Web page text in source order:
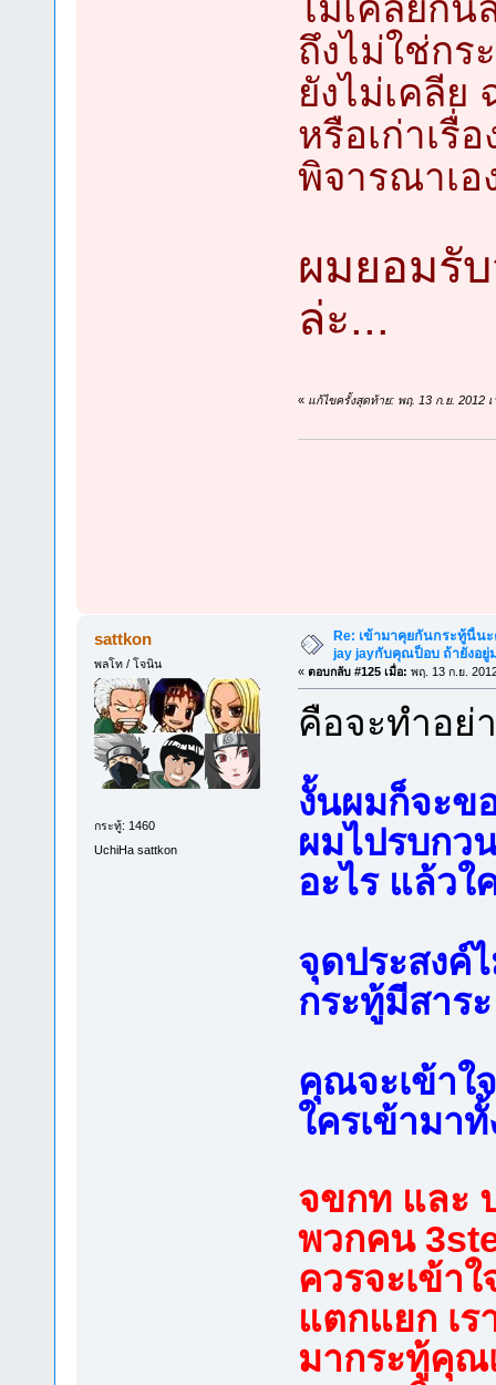
ถึงไม่ใช่กร
ยังไม่เคลีย
หรือเก่าเรื่
พิจารณาเอ
ผมยอมรั
ล่ะ...
« แก้ไขครั้งสุดท้าย: พฤ. 13 ก.ย. 2012
sattkon
พลโท / โจนิน
กระทู้: 1460
UchiHa sattkon
Re: เข้ามาคุยกันกระทู้นี้น
jay jayกับคุณป็อบ ถ้ายังอยู่
« ตอบกลับ #125 เมื่อ: พฤ. 13 ก.ย.
คือจะทำอย่
งั้นผมก็จะข
ผมไปรบกว
อะไร แล้วใ
จุดประสงค์
กระทู้มีสาร
คุณจะเข้าใ
ใครเข้ามา
จขกท และ
พวกคน
ควรจะเข้า
แตกแยก เ
มากระทู้คุณ